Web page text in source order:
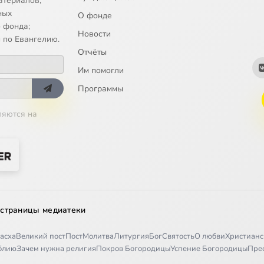
послание к Римлянам Гл.16
первое послание к Коринфянам Гл.1
первое послание к Коринфянам Гл.2
первое послание к Коринфянам Гл.3
первое послание к Коринфянам Гл.4
первое послание к Коринфянам Гл.8
первое послание к Коринфянам Гл.9
фонда;
Евангелию.
на
О фонде
Новости
Отчёты
Им помогли
Программы
медиатеки
Великий постПостМолитваЛитургияБогСвятостьО любви
Зачем нужна религияПокров БогородицыУспение Богородицы